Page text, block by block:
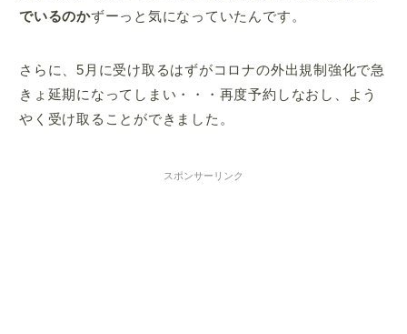
でいるのかずーっと気になっていたんです。
さらに、5月に受け取るはずがコロナの外出規制強化で急
きょ延期になってしまい・・・再度予約しなおし、よう
やく受け取ることができました。
スポンサーリンク